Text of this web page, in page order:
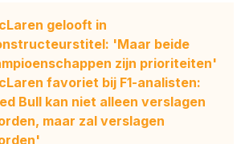
gelooft in
'Maar beide
zijn prioriteiten'
favoriet bij F1-analisten:
Bull kan niet alleen verslagen
maar zal verslagen